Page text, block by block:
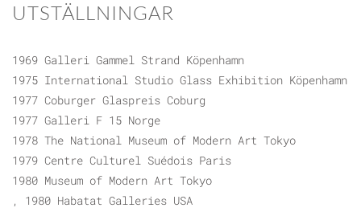
UTSTÄLLNINGAR
1969 Galleri Gammel Strand Köpenhamn
1975 International Studio Glass Exhibition Köpenhamn
1977 Coburger Glaspreis Coburg
1977 Galleri F 15 Norge
1978 The National Museum of Modern Art Tokyo
1979 Centre Culturel Suédois Paris
1980 Museum of Modern Art Tokyo
, 1980 Habatat Galleries USA